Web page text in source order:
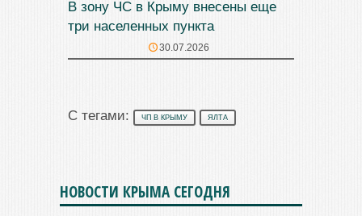
В зону ЧС в Крыму внесены еще
три населенных пункта
30.07.2026
С тегами: ЧП В КРЫМУ ЯЛТА
НОВОСТИ КРЫМА СЕГОДНЯ